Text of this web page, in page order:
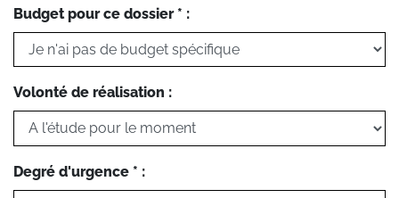
Budget pour ce dossier * :
Volonté de réalisation :
Degré d'urgence * :